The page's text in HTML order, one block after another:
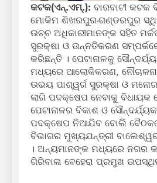
କଟକ(ଏନ୍‌.ଏମ୍‌.): ବାରବାଟୀ
ମୋକିମ ଶିଖରପୁର-ଗଣ୍ଡରପୁର
ଉଚ୍ଚ ଅଧିକାରୀମାନଙ୍କ ସହିତ
ସୁରକ୍ଷା ଓ ଉନ୍ନତିକରଣ
କରିଛନ୍ତି । ପେଟାନାଳକୁ
ମଧ୍ୟରେ ଆଲୋକିକରଣ, ନୌଚାଳନା
ଉଭୟ ପାଶ୍ୱର୍ର ସୁରକ୍ଷା ଓ
ଲାଗି ପଦକ୍ଷେପ ନେବାକୁ
ପେଟାନାଳର ବିକାଶ ଓ
ପଦକ୍ଷେପ ନିଆଯିବ ବୋଲି
ବିଭାଗର ମୁଖ୍ୟଯନ୍ତ୍ରୀ
। ଅନ୍ୟମାନଙ୍କ ମଧ୍ୟରେ ନଗର
ଗିରିବାଳା ବେହେରା ପ୍ରମୁଖ